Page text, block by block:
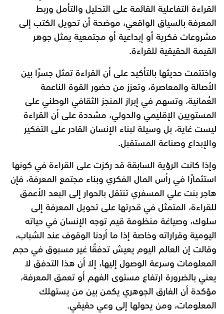
القراءة التفاعلية القائمة على التحليل والتأمل وربط
المعرفة بالسياق الواقعي، موضحة أن تحويل الكتب إلى
مشروعات فكرية أو إبداعية أو مجتمعية يمثل جوهر
القيمة الحقيقية للقراءة.
واختتمت حديثها بالتأكيد على أن القراءة تمثل جسرًا بين
الأصالة والمعاصرة، وتعزز من حضور القوة الناعمة
العُمانية، وتسهم في إبراز المنجز الثقافي الوطني على
المستويين الإقليمي والدولي، مشددة على أن القراءة
ليست غاية، بل وسيلة لبناء الإنسان القادر على التفكير
والإبداع وصناعة المستقبل.
وإذا كانت الرؤية السابقة قد ركزت على القراءة في كونها
استثمارًا في رأس المال الفكري وبناء مجتمع المعرفة، فإن
هاجر بنت علي المسفري تنتقل بالحوار إلى البعد الأعمق
للقراءة، المتمثل في قدرتها على تحويل المعرفة إلى
سلوك، وصياغة منظومة قيم توجه الإنسان في حياته
اليومية وقراراته وخاصة إذا ما أردنا الوقوف عند الشباب،
وقالت إن العالم اليوم يعيش تدفقًا غير مسبوق في حجم
المعلومات وسرعة الوصول إليها، إلا أن هذا التدفق لا
يعني بالضرورة ارتفاع مستوى الفهم أو تعمق المعرفة،
مؤكدة أن الفارق الجوهري يكمن بين من يستهلك
المعلومات، ومن يحولها إلى وعي حقيقي.